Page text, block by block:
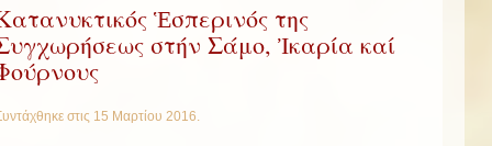
Ἑσπερινός της
στήν Σάμο, Ἰκαρία καί
στις 15 Μαρτίου 2016